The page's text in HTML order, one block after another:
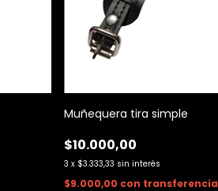
Muñequera tira simple
$10.000,00
3 x $3.333,33 sin interés
$9.000,00 con transferencia